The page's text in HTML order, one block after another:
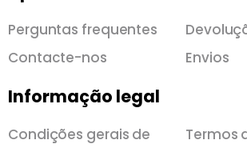
Perguntas frequentes
Contacte-nos
Envios
Informação legal
Condições gerais de
Termos